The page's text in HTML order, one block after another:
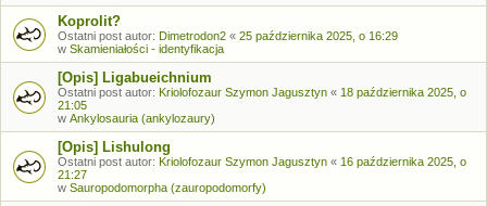
Koprolit?
Ostatni post autor: Dimetrodon2 « 25 października 2025, o 16:29
w Skamieniałości - identyfikacja
[Opis] Ligabueichnium
Ostatni post autor: Kriolofozaur Szymon Jagusztyn « 18 października 2025, o
21:05
w Ankylosauria (ankylozaury)
[Opis] Lishulong
Ostatni post autor: Kriolofozaur Szymon Jagusztyn « 16 października 2025, o
21:27
w Sauropodomorpha (zauropodomorfy)